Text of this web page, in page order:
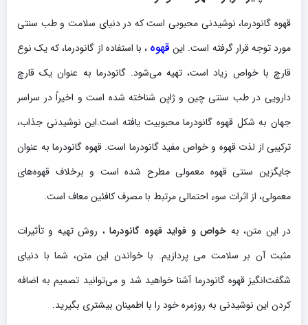
قهوه گانودرما، نوشیدنی محبوبی است که در دنیای سلامت و طب سنتی
مورد توجه قرار گرفته است. این قهوه ، با استفاده از گانودرما، که یک نوع
قارچ با خواص زیاد است، تهیه می‌شود. گانودرما به عنوان یک قارچ
دارویی در طب سنتی چین و ژاپن شناخته شده است و اخیراً در سراسر
جهان به شکل قهوه گانودرما محبوبیت یافته است.این نوشیدنی جذاب،
ترکیبی از لذت قهوه و خواص مفید گانودرما است. قهوه گانودرما به عنوان
جایگزین سنتی قهوه معمولی مطرح شده است و برخلاف قهوه‌های
معمولی، از اثرات سوء احتمالی مرتبط با مصرف کافئین معاف است.
در این متن، به خواص و فواید قهوه گانودرما، روش تهیه و تأثیرات
مثبت آن بر سلامت می پردازیم. با خواندن این متن، شما با دنیای
شگفت‌انگیز قهوه گانودرما آشنا خواهید شد و می‌توانید تصمیم به اضافه
کردن این نوشیدنی به روزمره خود را با اطمینان بیشتری بگیرید.